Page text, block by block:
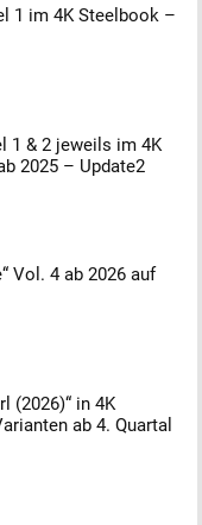
1 im 4K Steelbook –
1 & 2 jeweils im 4K
2025 – Update2
Vol. 4 ab 2026 auf
(2026)“ in 4K
ab 4. Quartal